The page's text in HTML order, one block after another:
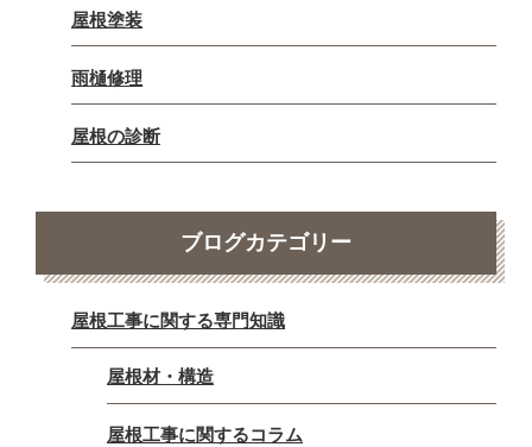
屋根塗装
雨樋修理
屋根の診断
ブログカテゴリー
屋根工事に関する専門知識
屋根材・構造
屋根工事に関するコラム